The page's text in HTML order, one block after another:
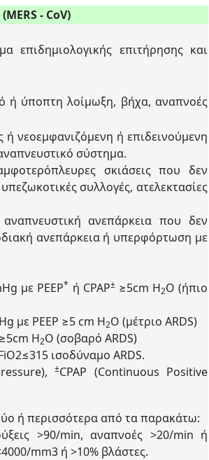
- CoV)
επιδημιολογικής επιτήρησης και
ή ύποπτη λοίμωξη, βήχα, αναπνοές
νεοεμφανιζόμενη ή επιδεινούμενη
σύστημα.
σκιάσεις που δεν
συλλογές, ατελεκτασίες
αναπνευστική ανεπάρκεια που δεν
ανεπάρκεια ή υπερφόρτωση με
με PEEP* ή CPAP±≥5cm H2O (ήπιο
με PEEP ≥5 cm H2O (μέτριο ARDS)
H2O (σοβαρό ARDS)
ισοδύναμο ARDS.
±CPAP (Continuous Positive
ή περισσότερα από τα παρακάτω:
>90/min, αναπνοές >20/min ή
mm3 ή >10% βλάστες.